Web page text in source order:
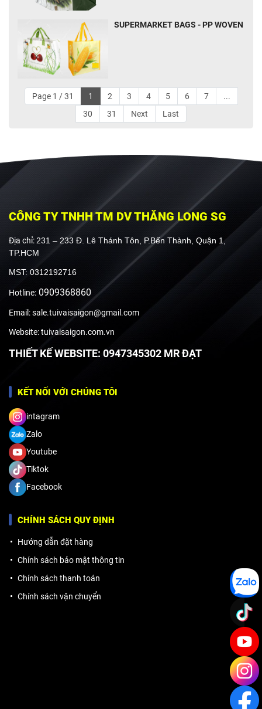
SUPERMARKET BAGS - PP WOVEN
Page 1 / 31 1 2 3 4 5 6 7
...
30
31 Next Last
CÔNG TY TNHH TM DV THĂNG LONG SG
Địa chỉ: 231 – 233 Đ. Lê Thánh Tôn, P.Bến Thành, Quận 1,
TP.HCM
MST: 0312192716
Hotline: 0909368860
Email: sale.tuivaisaigon@gmail.com
Website: tuivaisaigon.com.vn
THIẾT KẾ WEBSITE: 0947345302 MR ĐẠT
KẾT NỐI VỚI CHÚNG TÔI
intagram
Zalo
Youtube
Tiktok
Facebook
CHÍNH SÁCH QUY ĐỊNH
Hướng dẫn đặt hàng
Chính sách bảo mật thông tin
Chính sách thanh toán
Chính sách vận chuyển